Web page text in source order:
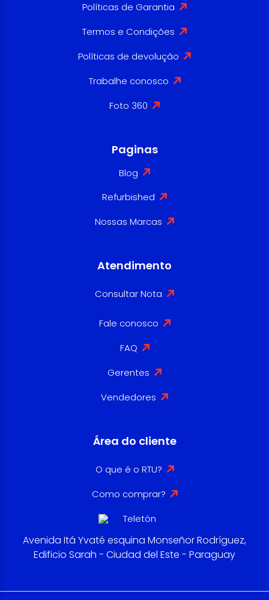
Políticas de Garantia
Termos e Condições
Políticas de devolução
Trabalhe conosco
Foto 360
Paginas
Blog
Refurbished
Nossas Marcas
Atendimento
Consultar Nota
Fale conosco
FAQ
Gerentes
Vendedores
Área do cliente
O que é o RTU?
Como comprar?
Avenida Itá Yvaté esquina Monseñor Rodríguez,
Edificio Sarah - Ciudad del Este - Paraguay